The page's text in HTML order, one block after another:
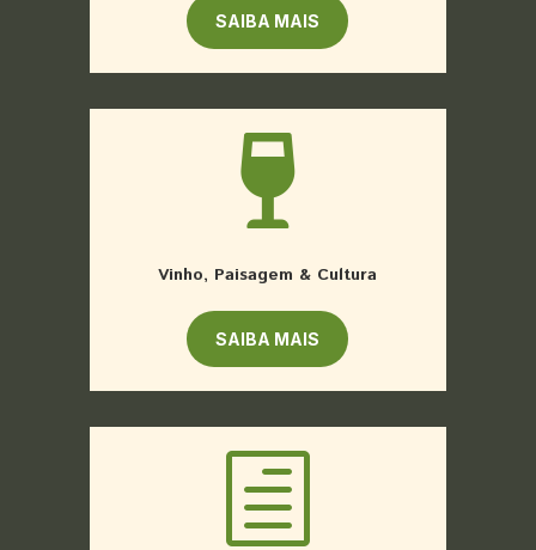
SAIBA MAIS

Vinho, Paisagem & Cultura
SAIBA MAIS
h